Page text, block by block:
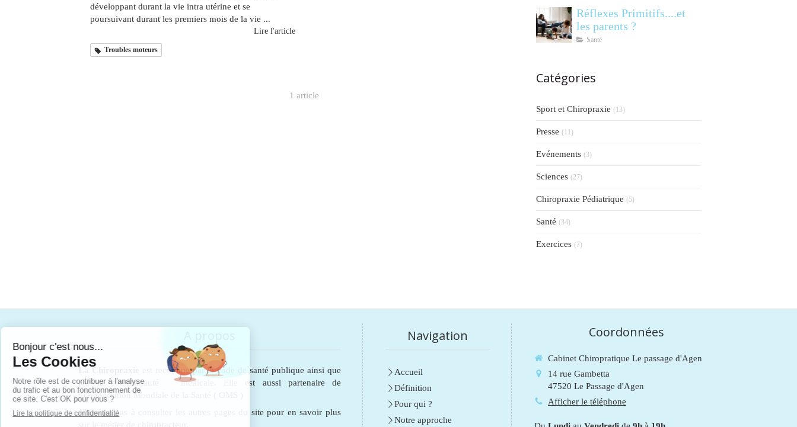
développant durant la vie intra utérine et se
poursuivant durant les premiers mois de la vie ...
Lire l'article
Troubles moteurs
1 article
Réflexes Primitifs....et
les parents ?
Santé
Catégories
Sport et Chiropraxie (13)
Presse (11)
Evénements (3)
Sciences (27)
Chiropraxie Pédiatrique (5)
Santé (34)
Exercices (7)
est reconnue par le code de santé publique ainsi que
par la communauté médicale. Elle est aussi partenaire de
l’Organisation Mondiale de la Santé ( OMS )
N'hésitez pas à consulter les autres pages du site pour en savoir plus
Navigation
Accueil
Définition
Pour qui ?
Notre approche
Coordonnées
Cabinet Chiropratique Le passage d'Agen
14 rue Gambetta
47520 Le Passage d'Agen
Afficher le téléphone